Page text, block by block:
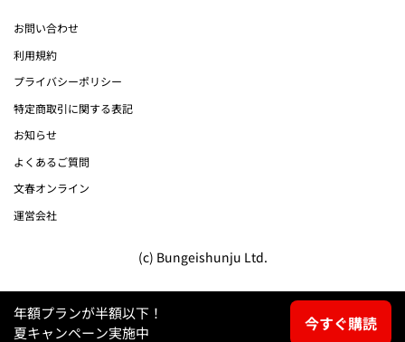
お問い合わせ
利用規約
プライバシーポリシー
特定商取引に関する表記
お知らせ
よくあるご質問
文春オンライン
運営会社
(c) Bungeishunju Ltd.
年額プランが半額以下！
夏キャンペーン実施中
今すぐ購読